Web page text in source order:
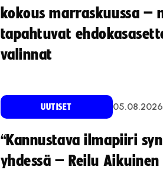
kokous marraskuussa –
tapahtuvat
valinnat
UUTISET 05.08.2026
“Kannustava ilmapiiri
yhdessä – Reilu